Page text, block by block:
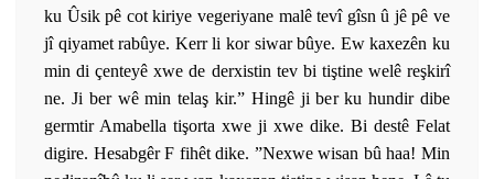
ku Ûsik pê cot kiriye vegeriyane malê tevî gîsn û jê pê ve
jî qiyamet rabûye. Kerr li kor siwar bûye. Ew kaxezên ku
min di çenteyê xwe de derxistin tev bi tiştine welê reşkirî
ne. Ji ber wê min telaş kir.” Hingê ji ber ku hundir dibe
germtir Amabella tişorta xwe ji xwe dike. Bi destê Felat
digire. Hesabgêr F fihêt dike. ”Nexwe wisan bû haa! Min